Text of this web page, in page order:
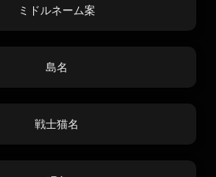
ミドルネーム案
島名
戦士猫名